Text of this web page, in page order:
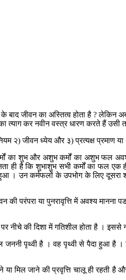
जीवन का अस्तित्व होता है ? लेकिन
कर नवीन वस्त्र धारण करते हैं उसी
२) जीवन ध्येय और ३) प्रत्यक्ष प्रमाण
का शुभ और अशुभ कर्मों का अशुभ फल
ही है कि शुभाशुभ सभी कर्मों का फल
। उन कर्मफलों के उपभोग के लिए
की परंपरा या पुनरावृत्ति में अवश्य
नीचे की दिशा में गतिशील होता है । इससे
पृथ्वी है । वह पृथ्वी से पैदा हुआ है
या मिल जाने की प्रवृत्ति चालू ही रहती